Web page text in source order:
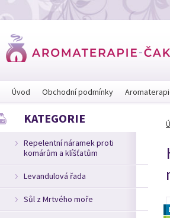
KATEGORIE
Repelentní náramek proti
komárům a klíšťatům
Levandulová řada
Sůl z Mrtvého moře
Úvod Obchodní podmínky